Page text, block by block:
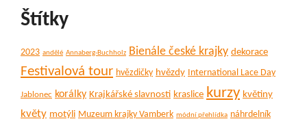
Štítky
2023 andělé Annaberg-Buchholz Bienále české krajky dekorace
Festivalová tour hvězdičky hvězdy International Lace Day
Jablonec korálky Krajkářské slavnosti kraslice kurzy květiny
květy motýli Muzeum krajky Vamberk módní přehlídka náhrdelník